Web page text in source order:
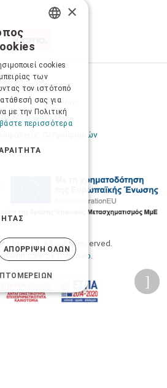
δεδομένα
Ιστοσελίδας
συναλλαγών
Ασφάλειας Πληροφοριών
Γ. Ιατρικά. All rights reserved.
with care by
Totalweb
×
cookies
των
τον ιστότοπό
σας για
με την Πολιτική
περισσότερα
ΑΠΌΡΡΙΨΗ ΌΛΩΝ